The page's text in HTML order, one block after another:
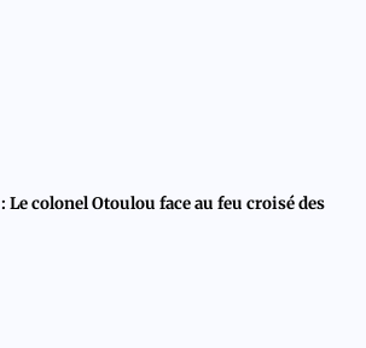
colonel Otoulou face au feu croisé des